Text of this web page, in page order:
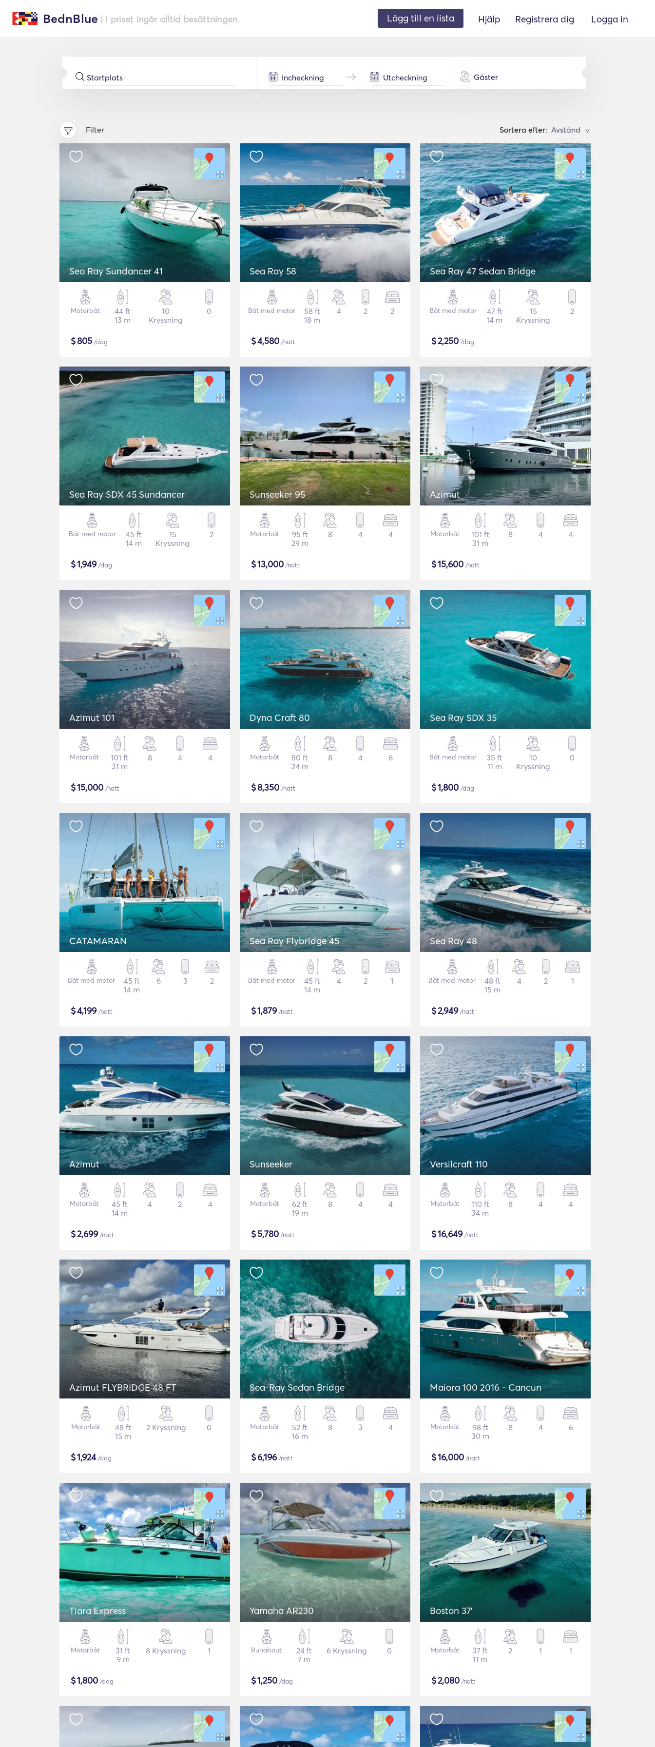
BednBlue | I priset ingår alltid besättningen. Lägg till en lista Hjälp Registrera dig Logga in
Gäster
Filter Sortera efter: >
Sea Ray Sundancer 41
Motorbåt
44 ft
13 m
10
Kryssning
0
$805 /dag
Sea Ray 58
Båt med motor
58 ft
18 m
4 2 2
$4,580 /natt
Sea Ray 47 Sedan Bridge
Båt med motor
47 ft
14 m
15
Kryssning
2
$2,250 /dag
Sea Ray SDX 45 Sundancer
Båt med motor
45 ft
14 m
15
Kryssning
2
$1,949/dag
Sunseeker 95
Motorbåt
95 ft
29 m
8 4 4
$13,000 /natt
Azimut
Motorbåt
101 ft
31 m
8 4 4
$15,600 /natt
Azimut 101
Motorbåt
101 ft
31 m
8 4 4
$15,000 /natt
Dyna Craft 80
Motorbåt
80 ft
24 m
8 4 6
$8,350 /natt
Sea Ray SDX 35
Båt med motor
35 ft
11 m
10
Kryssning
0
$1,800 /dag
CATAMARAN
Båt med motor
45 ft
14 m
6 3 2
$4,199/natt
Sea Ray Flybridge 45
Båt med motor
45 ft
14 m
4 2 1
$1,879/natt
Sea Ray 48
Båt med motor
48 ft
15 m
4 2 1
$2,949/natt
Azimut
Motorbåt
45 ft
14 m
4 2 4
$2,699/natt
Sunseeker
Motorbåt
62 ft
19 m
8 4 4
$5,780 /natt
Versilcraft 110
Motorbåt
110 ft
34 m
8 4 4
$16,649/natt
Azimut FLYBRIDGE 48 FT
Motorbåt
48 ft
15 m
2 Kryssning 0
$1,924/dag
Sea-Ray Sedan Bridge
Motorbåt
52 ft
16 m
8 3 4
$6,196/natt
Maiora 100 2016 - Cancun
Motorbåt
98 ft
30 m
8 4 6
$16,000 /natt
Tiara Express
Motorbåt
31 ft
9 m
8 Kryssning 1
$1,800 /dag
Yamaha AR230
Runabout
24 ft
7 m
6 Kryssning 0
$1,250 /dag
Boston 37'
Motorbåt
37 ft
11 m
2 1 1
$2,080 /natt